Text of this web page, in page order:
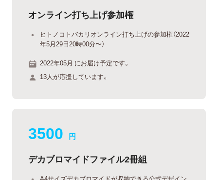
オンライン打ち上げ参加権
ヒトノコトバカリオンライン打ち上げの参加権（2022
年5月29日20時00分〜）
2022年05月 にお届け予定です。
13人が応援しています。
3500 円
デカブロマイドファイル2冊組